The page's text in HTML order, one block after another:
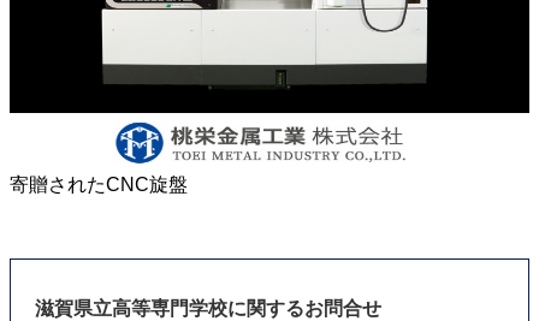
寄贈されたCNC旋盤
滋賀県立高等専門学校に関するお問合せ